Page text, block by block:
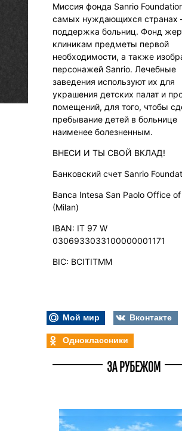
Миссия фонда Sanrio
самых нуждающихся странах
поддержка больниц. Фонд
клиникам предметы первой
необходимости, а также
персонажей Sanrio. Лечебные
заведения используют их для
украшения детских палат и
помещений, для того, чтобы
пребывание детей в больнице
наименее болезненным.
ВНЕСИ И ТЫ СВОЙ ВКЛАД!
Банковский счет Sanrio
Banca Intesa San Paolo Office
(Milan)
IBAN: IT 97 W
0306933033100000001171
BIC: BCITITMM
Мой мир
Вконтакте
Одноклассники
ЗА РУБЕЖОМ